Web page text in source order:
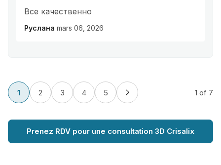
Все качественно
Руслана mars 06, 2026
1 2 3 4 5 1 of 7
Prenez RDV pour une consultation 3D Crisalix